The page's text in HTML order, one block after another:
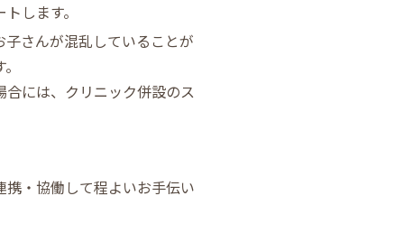
します。
さんが混乱していることが
には、クリニック併設のス
・協働して程よいお手伝い